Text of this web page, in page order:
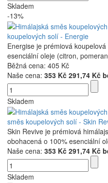
Skladem
-13%
koupelových solí - Energie
Energise je prémiová
esenciální oleje (citron,
Běžná cena: 405 Kč
Naše cena: 353 Kč 291,74 Kč
Skladem
směs koupelových solí - Skin
Skin Revive je prémiová
obohacená o 100% esenciální
Naše cena: 353 Kč 291,74 Kč
Skladem